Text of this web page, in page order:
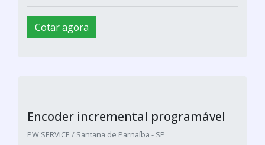
Cotar agora
Encoder programável Sick
PW SERVICE / Santana de Parnaíba - SP